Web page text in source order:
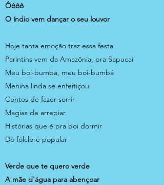
Ôôôô
O índio vem dançar o seu louvor
Hoje tanta emoção traz essa festa
Parintins vem da Amazônia, pra Sapucaí
Meu boi-bumbá, meu boi-bumbá
Menina linda se enfeitiçou
Contos de fazer sorrir
Magias de arrepiar
Histórias que é pra boi dormir
Do folclore popular
Verde que te quero verde
A mãe d'água para abençoar